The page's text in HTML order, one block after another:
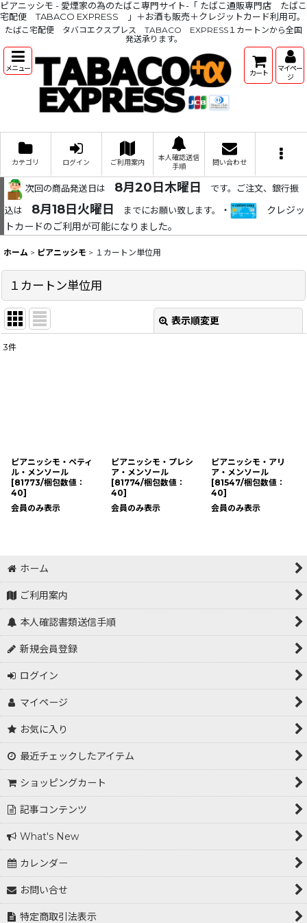
ピアニッシモ - 愛煙家の為のたばこ専門サイト-「 たばこ通販専門店 たばこ
宅配便 TABACO EXPRESS 」＋お酒も販売＋クレジットカード利用可。
たばこ宅配便 タバコエクスプレス TABACO EXPRESS１カートンから全国
発送承ります。
メニュー カート
マイペー
ジ
カテゴリ ログイン ご利用案内
本人確認送信
手順
問い合わせ
次回の商品発送日は 8月20日木曜日
です。ご注文、銀行振
込は
8月18日火曜日 までにお願い致します。 ・
クレジッ
トカードのご利用が可能になりました。
ホーム > ピアニッシモ > １カートン単位用
１カートン単位用
表示順変更
3件
ピアニッシモ・ペティ
ル・メンソール
[81773/梱包数値：
40]
会員のみ表示
ピアニッシモ・プレシ
ア・メンソール
[81774/梱包数値：
40]
会員のみ表示
ピアニッシモ・アリ
ア・メンソール
[81547/梱包数値：
40]
会員のみ表示
ホーム
ご利用案内
本人確認書類送信手順
新規会員登録
ログイン
マイページ
お気に入り
最近チェックしたアイテム
ショッピングカート
記事コンテンツ
What's New
カレンダー
お問い合せ
特定商取引法表示